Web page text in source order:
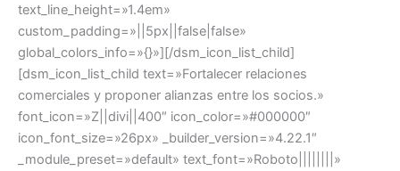
text_line_height=»1.4em»
custom_padding=»||5px||false|false»
global_colors_info=»{}»][/dsm_icon_list_child]
[dsm_icon_list_child text=»Fortalecer relaciones
comerciales y proponer alianzas entre los socios.»
font_icon=»Z||divi||400″ icon_color=»#000000″
icon_font_size=»26px» _builder_version=»4.22.1″
_module_preset=»default» text_font=»Roboto||||||||»